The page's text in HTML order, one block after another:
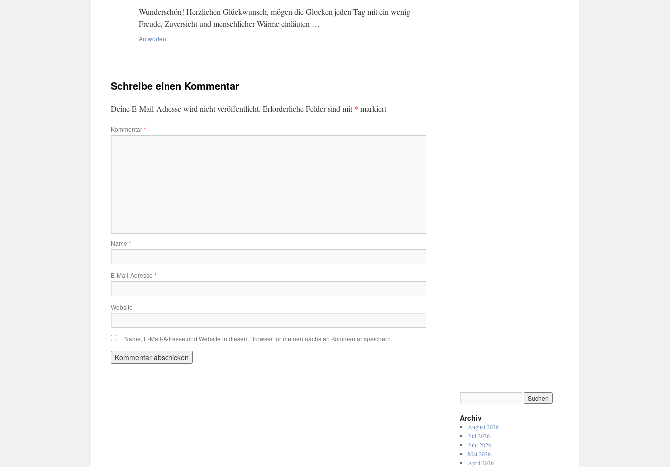
Wunderschön! Herzlichen Glückwunsch, mögen die Glocken jeden Tag mit ein wenig
Freude, Zuversicht und menschlicher Wärme einläuten …
Antworten
Schreibe einen Kommentar
Deine E-Mail-Adresse wird nicht veröffentlicht. Erforderliche Felder sind mit* markiert
Kommentar*
Name *
E-Mail-Adresse *
Website
Name, E-Mail-Adresse und Website in diesem Browser für meinen nächsten Kommentar speichern.
Archiv
August 2026
Juli 2026
Juni 2026
Mai 2026
April 2026